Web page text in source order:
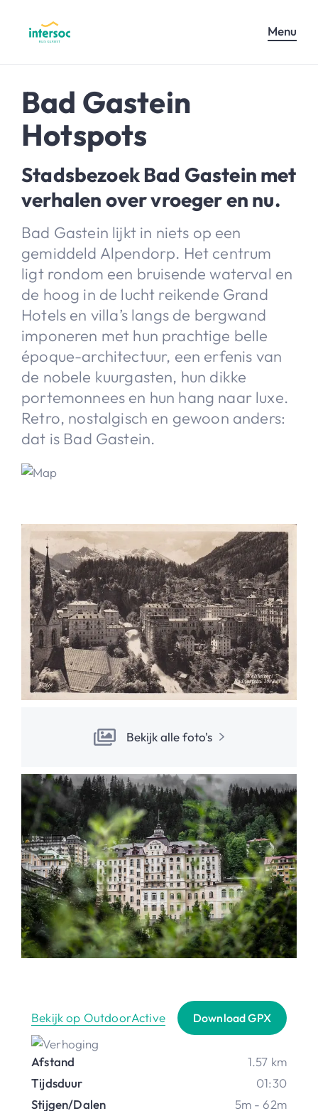
Menu
Bad Gastein
Hotspots
Stadsbezoek Bad Gastein met
verhalen over vroeger en nu.
Bad Gastein lijkt in niets op een
gemiddeld Alpendorp. Het centrum
ligt rondom een bruisende waterval en
de hoog in de lucht reikende Grand
Hotels en villa’s langs de bergwand
imponeren met hun prachtige belle
époque-architectuur, een erfenis van
de nobele kuurgasten, hun dikke
portemonnees en hun hang naar luxe.
Retro, nostalgisch en gewoon anders:
dat is Bad Gastein.
Bekijk alle foto's
Bekijk op OutdoorActive Download GPX
Afstand
1.57 km
Tijdsduur
01:30
Stijgen/Dalen
5m - 62m